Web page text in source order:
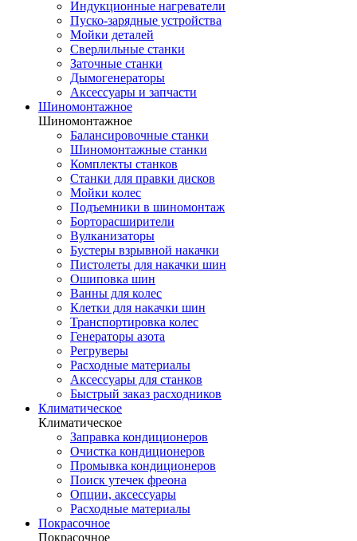
Индукционные нагреватели
Пуско-зарядные устройства
Мойки деталей
Сверлильные станки
Заточные станки
Дымогенераторы
Аксессуары и запчасти
Шиномонтажное
Шиномонтажное
Балансировочные станки
Шиномонтажные станки
Комплекты станков
Станки для правки дисков
Мойки колес
Подъемники в шиномонтаж
Борторасширители
Вулканизаторы
Бустеры взрывной накачки
Пистолеты для накачки шин
Ошиповка шин
Ванны для колес
Клетки для накачки шин
Транспортировка колес
Генераторы азота
Регруверы
Расходные материалы
Аксессуары для станков
Быстрый заказ расходников
Климатическое
Климатическое
Заправка кондиционеров
Очистка кондиционеров
Промывка кондиционеров
Поиск утечек фреона
Опции, аксессуары
Расходные материалы
Покрасочное
Покрасочное